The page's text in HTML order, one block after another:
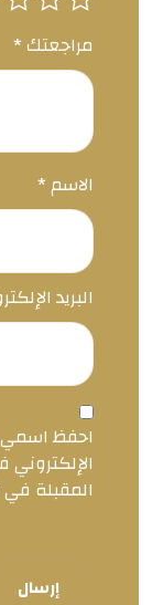
مراجعتك*
الاسم*
البريد
احفظ اسمي،
المقبلة
إرسال